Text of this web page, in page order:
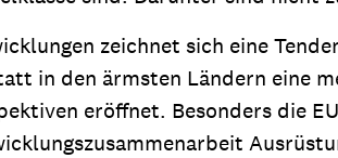
zeichnet sich eine
in den ärmsten Ländern eine
eröffnet. Besonders die